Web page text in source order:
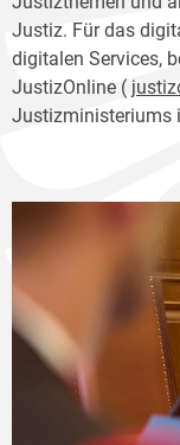
Justiz. Für das
digitalen Services,
JustizOnline (
Justizministeriums